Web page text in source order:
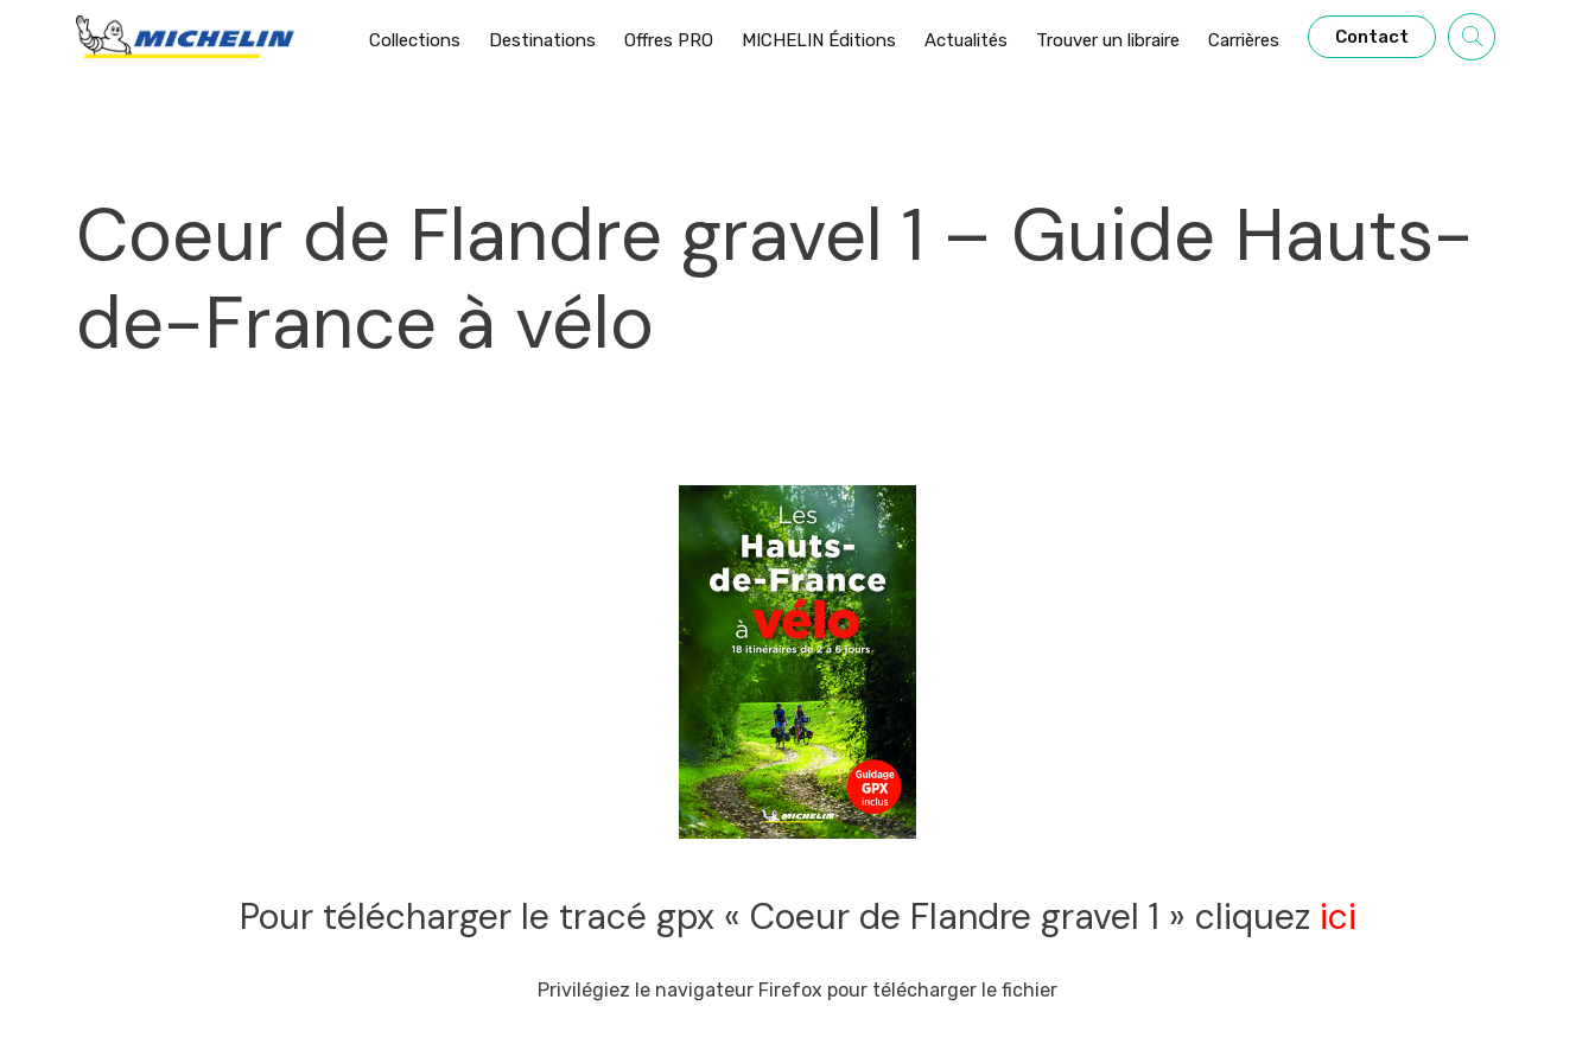
Collections Destinations Offres PRO MICHELIN Éditions Actualités Trouver un libraire Carrières Contact
Coeur de Flandre gravel 1 – Guide Hauts-
de-France à vélo
Pour télécharger le tracé gpx « Coeur de Flandre gravel 1 » cliquez ici
Privilégiez le navigateur Firefox pour télécharger le fichier